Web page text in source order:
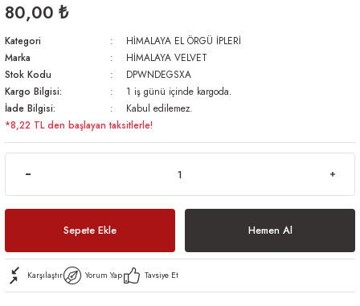
80,00 ₺
Kategori
HİMALAYA EL ÖRGÜ İPLERİ
Marka
HİMALAYA VELVET
Stok Kodu
DPWNDEGSXA
Kargo Bilgisi:
1 iş günü içinde kargoda.
İade Bilgisi:
Kabul edilemez.
*8,22 TL den başlayan taksitlerle!
Sepete Ekle Hemen Al
Karşılaştır Yorum Yap Tavsiye Et